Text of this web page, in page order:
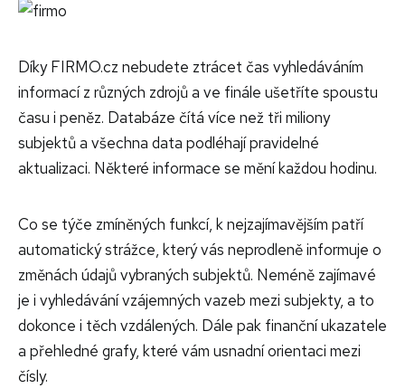
Díky FIRMO.cz nebudete ztrácet čas vyhledáváním
informací z různých zdrojů a ve finále ušetříte spoustu
času i peněz. Databáze čítá více než tři miliony
subjektů a všechna data podléhají pravidelné
aktualizaci. Některé informace se mění každou hodinu.
Co se týče zmíněných funkcí, k nejzajímavějším patří
automatický strážce, který vás neprodleně informuje o
změnách údajů vybraných subjektů. Neméně zajímavé
je i vyhledávání vzájemných vazeb mezi subjekty, a to
dokonce i těch vzdálených. Dále pak finanční ukazatele
a přehledné grafy, které vám usnadní orientaci mezi
čísly.